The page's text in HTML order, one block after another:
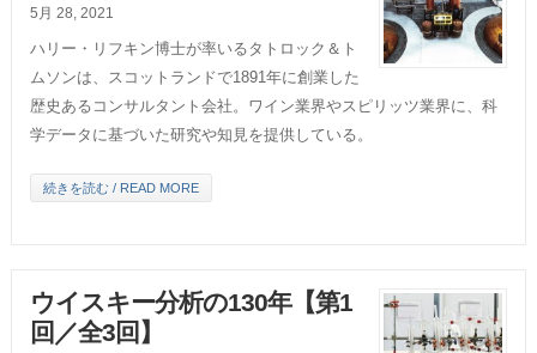
5月 28, 2021
ハリー・リフキン博士が率いるタトロック＆ト
ムソンは、スコットランドで1891年に創業した
歴史あるコンサルタント会社。ワイン業界やスピリッツ業界に、科
学データに基づいた研究や知見を提供している。
続きを読む / READ MORE
ウイスキー分析の130年【第1
回／全3回】